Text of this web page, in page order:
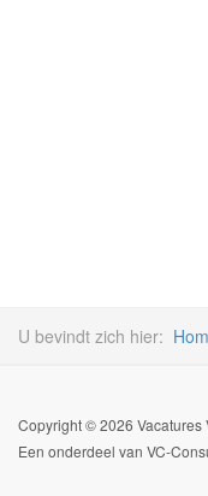
U bevindt zich hier:
Copyright © 2026 Vacatures
Een onderdeel van VC-